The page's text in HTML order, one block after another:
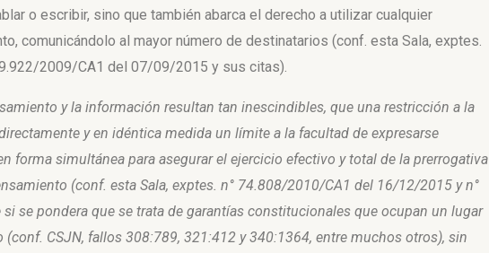
o escribir, sino que también abarca el derecho a utilizar cualquier
comunicándolo al mayor número de destinatarios (conf. esta Sala, exptes.
2009/CA1 del 07/09/2015 y sus citas).
y la información resultan tan inescindibles, que una restricción a la
­y en idéntica medida­ un límite a la facultad de expresarse
forma simultánea para asegurar el ejercicio efectivo y total de la prerrogativa
(conf. esta Sala, exptes. n° 74.808/2010/CA1 del 16/12/2015 y n°
se pondera que se trata de garantías constitucionales que ocupan un lugar
(conf. CSJN, fallos 308:789, 321:412 y 340:1364, entre muchos otros), sin